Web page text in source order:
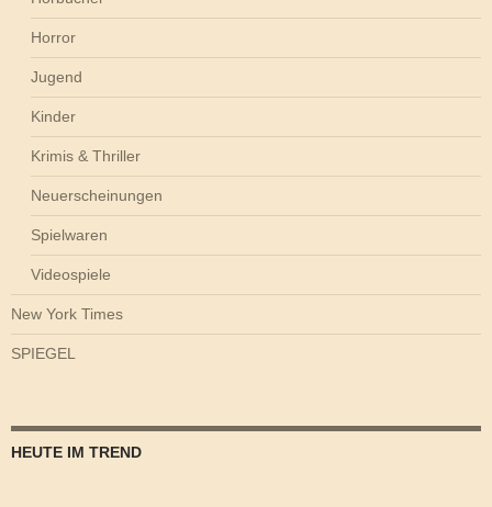
Horror
Jugend
Kinder
Krimis & Thriller
Neuerscheinungen
Spielwaren
Videospiele
New York Times
SPIEGEL
HEUTE IM TREND